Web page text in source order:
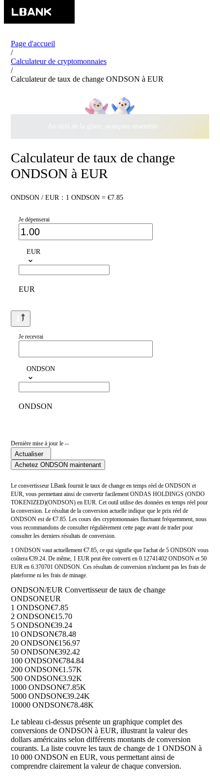
Page d'accueil
/
Calculateur de cryptomonnaies
/
Calculateur de taux de change ONDSON à EUR
Au-delà de la glace, avançons ensemble ·
500 000 $
Calculateur de taux de change
ONDSON à EUR
ONDSON / EUR：1 ONDSON = €7.85
Je dépenserai
EUR
EUR
Je recevrai
ONDSON
ONDSON
Dernière mise à jour le --
Actualiser
Achetez ONDSON maintenant
Le convertisseur LBank fournit le taux de change en temps réel de ONDSON et
EUR, vous permettant ainsi de convertir facilement ONDAS HOLDINGS (ONDO
TOKENIZED)(ONDSON) en EUR. Cet outil utilise des données en temps réel pour
la conversion. Le résultat de la conversion actuelle indique que le prix réel de
ONDSON est de €7.85. Les cours des cryptomonnaies fluctuant fréquemment, nous
vous recommandons de consulter régulièrement cette page avant de trader pour
consulter les derniers résultats de conversion.
1 ONDSON vaut actuellement €7.85, ce qui signifie que l'achat de 5 ONDSON vous
coûtera €39.24. De même, 1 EUR peut être converti en 0.12741402 ONDSON et 50
EUR en 6.370701 ONDSON. Ces résultats de conversion n'incluent pas les frais de
plateforme ni les frais de minage.
ONDSON/EUR Convertisseur de taux de change
ONDSONEUR
1 ONDSON€7.85
2 ONDSON€15.70
5 ONDSON€39.24
10 ONDSON€78.48
20 ONDSON€156.97
50 ONDSON€392.42
100 ONDSON€784.84
200 ONDSON€1.57K
500 ONDSON€3.92K
1000 ONDSON€7.85K
5000 ONDSON€39.24K
10000 ONDSON€78.48K
Le tableau ci-dessus présente un graphique complet des
conversions de ONDSON à EUR, illustrant la valeur des
dollars américains selon différents montants de conversion
courants. La liste couvre les taux de change de 1 ONDSON à
10 000 ONDSON en EUR, vous permettant ainsi de
comprendre clairement la valeur de chaque conversion.